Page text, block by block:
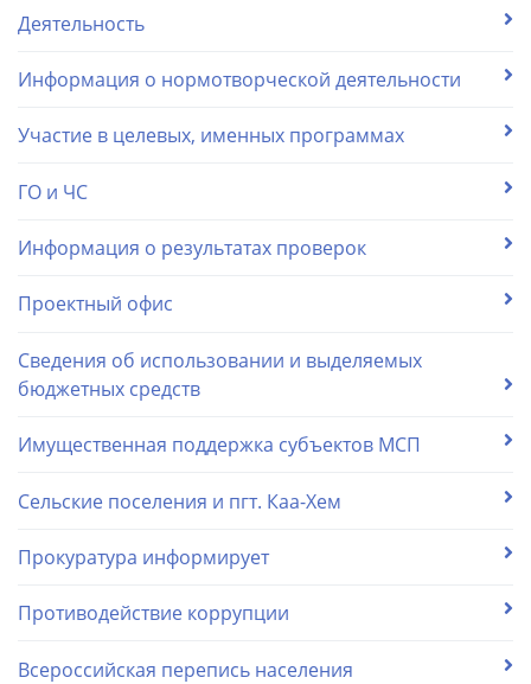
Деятельность
Информация о нормотворческой деятельности
Участие в целевых, именных программах
ГО и ЧС
Информация о результатах проверок
Проектный офис
Сведения об использовании и выделяемых
бюджетных средств
Имущественная поддержка субъектов МСП
Сельские поселения и пгт. Каа-Хем
Прокуратура информирует
Противодействие коррупции
Всероссийская перепись населения